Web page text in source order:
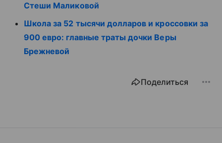
Стеши Маликовой
Школа за 52 тысячи долларов и кроссовки за
900 евро: главные траты дочки Веры
Брежневой
Поделиться